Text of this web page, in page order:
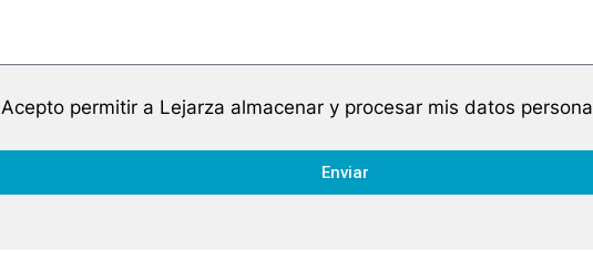
Acepto permitir a Lejarza almacenar y procesar mis datos
Enviar